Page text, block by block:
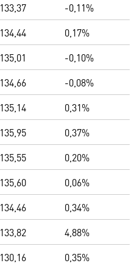
133,37 -0,11%
134,44 0,17%
135,01 -0,10%
134,66 -0,08%
135,14 0,31%
135,95 0,37%
135,55 0,20%
135,60 0,06%
134,46 0,34%
133,82 4,88%
130,16 0,35%